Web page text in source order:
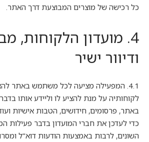
כל רכישה של מוצרים המבוצעת דרך האתר.
4. מועדון הלקוחות,
ודיוור ישיר
4.1. המפעילה מציעה לכל משתמש באתר
לקוחותיה על מנת להציע לו וליידע אותו
באתר, פרסומים, חידושים, הטבות אישיות
כדי לעדכן את חברי המועדון בדבר פעילות
השונים, לרבות באמצעות הודעות דוא"ל